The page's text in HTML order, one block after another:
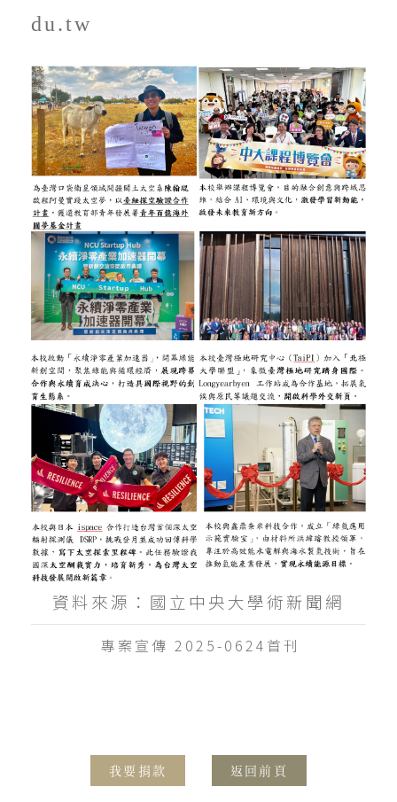
du.tw
資料來源：國立中央大學術新聞網
專案宣傳 2025-0624首刊
我要捐款 返回前頁